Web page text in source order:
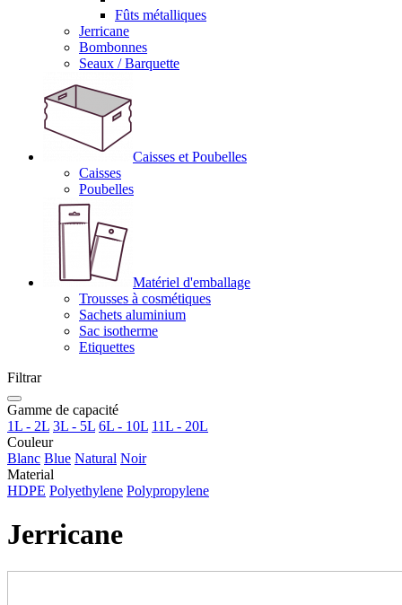
Fûts métalliques
Jerricane
Bombonnes
Seaux / Barquette
Caisses et Poubelles
Caisses
Poubelles
Matériel d'emballage
Trousses à cosmétiques
Sachets aluminium
Sac isotherme
Etiquettes
Filtrar
Gamme de capacité
1L - 2L 3L - 5L 6L - 10L 11L - 20L
Couleur
Blanc Blue Natural Noir
Material
HDPE Polyethylene Polypropylene
Jerricane